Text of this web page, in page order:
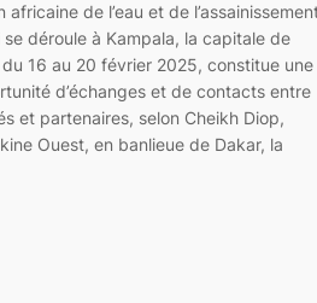
africaine de l’eau et de
se déroule à Kampala, la capitale de
du 16 au 20 février 2025, constitue une
d’échanges et de contacts entre
et partenaires, selon Cheikh Diop,
Ouest, en banlieue de Dakar, la